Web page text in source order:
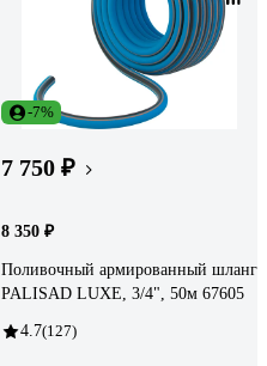
-7%
7 750 ₽
8 350 ₽
Поливочный армированный шланг
PALISAD LUXE, 3/4", 50м 67605
4.7(127)